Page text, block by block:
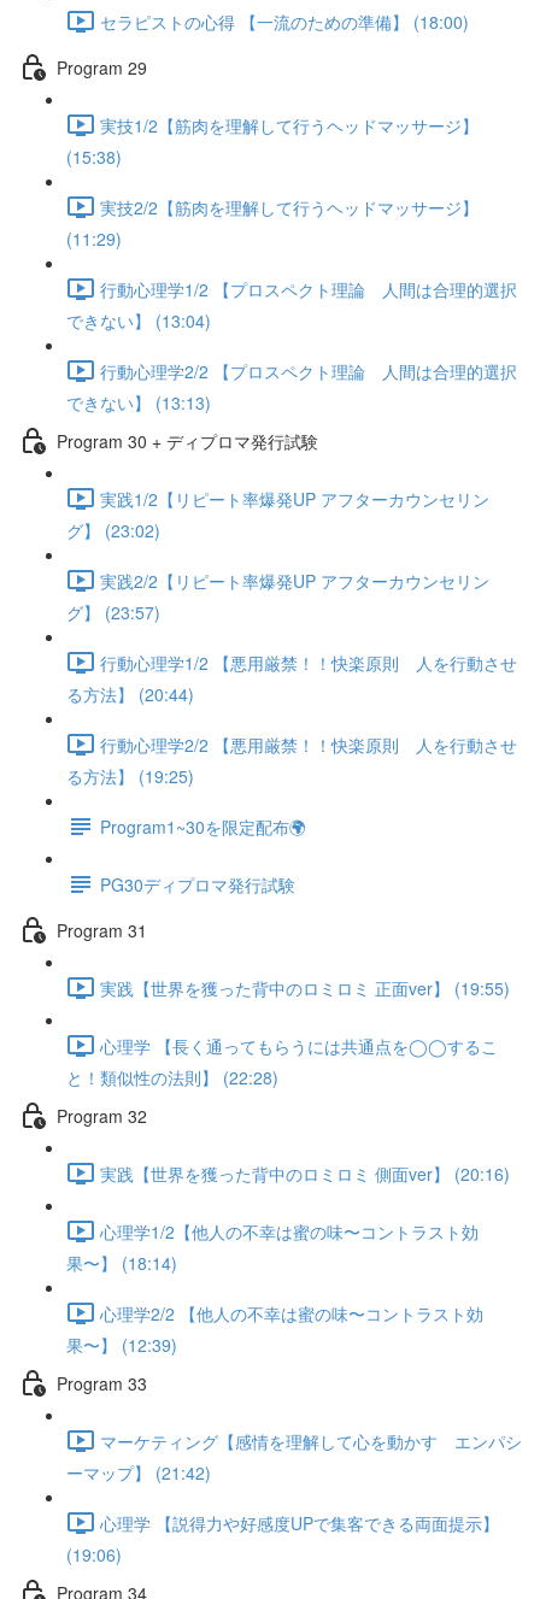
セラピストの心得 【一流のための準備】 (18:00)
Program 29
実技1/2【筋肉を理解して行うヘッドマッサージ】
(15:38)
実技2/2【筋肉を理解して行うヘッドマッサージ】
(11:29)
行動心理学1/2 【プロスペクト理論 人間は合理的選択
できない】 (13:04)
行動心理学2/2 【プロスペクト理論 人間は合理的選択
できない】 (13:13)
Program 30 + ディプロマ発行試験
実践1/2【リピート率爆発UP アフターカウンセリン
グ】 (23:02)
実践2/2【リピート率爆発UP アフターカウンセリン
グ】 (23:57)
行動心理学1/2 【悪用厳禁！！快楽原則 人を行動させ
る方法】 (20:44)
行動心理学2/2 【悪用厳禁！！快楽原則 人を行動させ
る方法】 (19:25)
Program1~30を限定配布🌍
PG30ディプロマ発行試験
Program 31
実践【世界を獲った背中のロミロミ 正面ver】 (19:55)
心理学 【長く通ってもらうには共通点を◯◯するこ
と！類似性の法則】 (22:28)
Program 32
実践【世界を獲った背中のロミロミ 側面ver】 (20:16)
心理学1/2【他人の不幸は蜜の味〜コントラスト効
果〜】 (18:14)
心理学2/2 【他人の不幸は蜜の味〜コントラスト効
果〜】 (12:39)
Program 33
マーケティング【感情を理解して心を動かす エンパシ
ーマップ】 (21:42)
心理学 【説得力や好感度UPで集客できる両面提示】
(19:06)
Program 34